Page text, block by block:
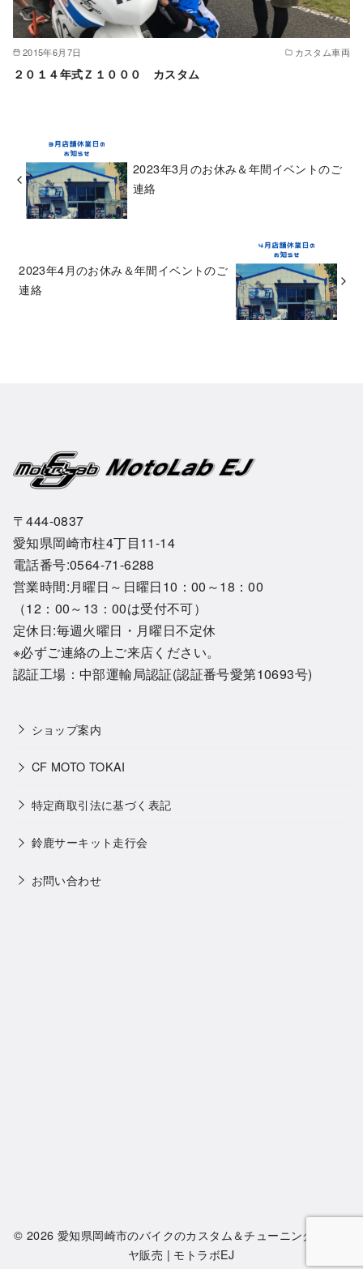
2015年6月7日 カスタム車両
２０１４年式Ｚ１０００ カスタム
2023年3月のお休み＆年間イベントのご
連絡
2023年4月のお休み＆年間イベントのご
連絡
〒444-0837
愛知県岡崎市柱4丁目11-14
電話番号:0564-71-6288
営業時間:月曜日～日曜日10：00～18：00
（12：00～13：00は受付不可）
定休日:毎週火曜日・月曜日不定休
※必ずご連絡の上ご来店ください。
認証工場：中部運輸局認証(認証番号愛第10693号)
ショップ案内
CF MOTO TOKAI
特定商取引法に基づく表記
鈴鹿サーキット走行会
お問い合わせ
© 2026 愛知県岡崎市のバイクのカスタム＆チューニング・タイ
ヤ販売 | モトラボEJ